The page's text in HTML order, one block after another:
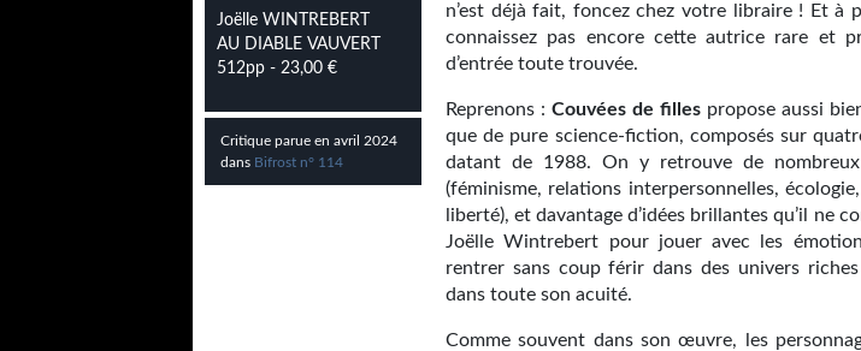
Joëlle WINTREBERT
AU DIABLE VAUVERT
512pp - 23,00 €
Critique parue en avril 2024
dans Bifrost n° 114
n’est déjà fait, foncez chez votre libraire ! Et à
connaissez pas encore cette autrice rare et
d’entrée toute trouvée.
Reprenons : Couvées de filles propose aussi
que de pure science-fiction, composés sur
datant de 1988. On y retrouve de
(féminisme, relations interpersonnelles,
liberté), et davantage d’idées brillantes qu’il ne
Joëlle Wintrebert pour jouer avec les
rentrer sans coup férir dans des univers riches
dans toute son acuité.
Comme souvent dans son œuvre, les